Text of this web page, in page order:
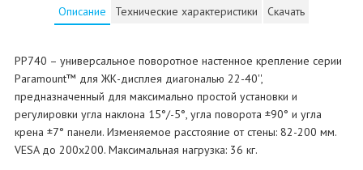
Описание Технические характеристики Скачать
PP740 – универсальное поворотное настенное крепление серии
Paramount™ для ЖК-дисплея диагональю 22-40'',
предназначенный для максимально простой установки и
регулировки угла наклона 15°/-5°, угла поворота ±90° и угла
крена ±7° панели. Изменяемое расстояние от стены: 82-200 мм.
VESA до 200х200. Максимальная нагрузка: 36 кг.